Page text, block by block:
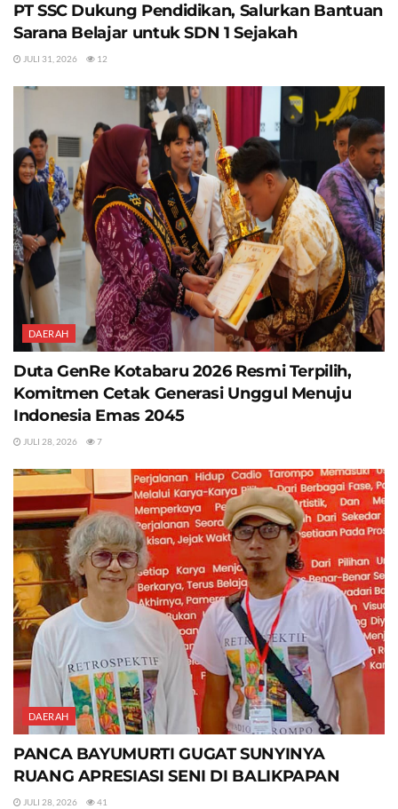
PT SSC Dukung Pendidikan, Salurkan Bantuan
Sarana Belajar untuk SDN 1 Sejakah
JULI 31, 2026 12
DAERAH
Duta GenRe Kotabaru 2026 Resmi Terpilih,
Komitmen Cetak Generasi Unggul Menuju
Indonesia Emas 2045
JULI 28, 2026 7
DAERAH
PANCA BAYUMURTI GUGAT SUNYINYA
RUANG APRESIASI SENI DI BALIKPAPAN
JULI 28, 2026 41